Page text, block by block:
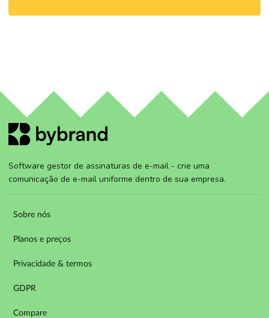
Software gestor de assinaturas de e-mail - crie uma
comunicação de e-mail uniforme dentro de sua empresa.
Sobre nós
Planos e preços
Privacidade & termos
GDPR
Compare